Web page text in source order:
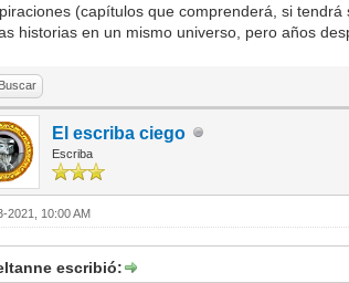
(capítulos que comprenderá, si
historias en un mismo universo, pero años
Buscar
El escriba ciego
Escriba
2021, 10:00 AM
escribió: